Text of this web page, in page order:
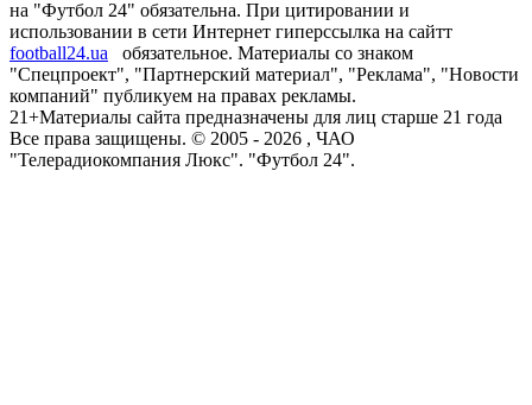
на "Футбол 24" обязательна. При цитировании и
использовании в сети Интернет гиперссылка на сайтт
football24.ua
обязательное. Материалы со знаком
"Спецпроект", "Партнерский материал", "Реклама", "Новости
компаний" публикуем на правах рекламы.
21+Материалы сайта предназначены для лиц старше 21 года
Все права защищены. © 2005 - 2026 , ЧАО
"Телерадиокомпания Люкс". "Футбол 24".